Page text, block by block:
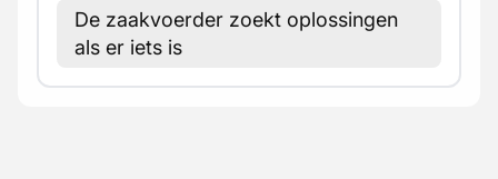
De zaakvoerder zoekt oplossingen
als er iets is